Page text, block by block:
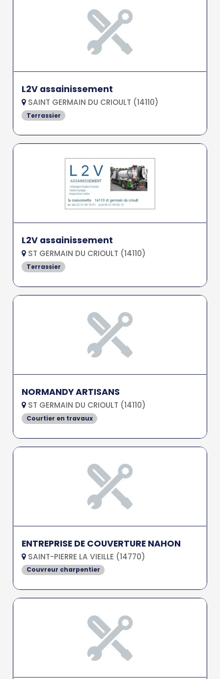
L2V assainissement
SAINT GERMAIN DU CRIOULT (14110)
Terrassier
L2V assainissement
ST GERMAIN DU CRIOULT (14110)
Terrassier
NORMANDY ARTISANS
ST GERMAIN DU CRIOULT (14110)
Courtier en travaux
ENTREPRISE DE COUVERTURE NAHON
SAINT-PIERRE LA VIEILLE (14770)
Couvreur charpentier